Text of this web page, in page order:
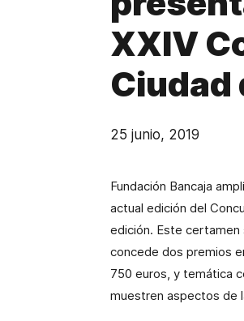
XXIV
Ciudad
25 junio, 2019
Fundación Bancaja
actual edición del
edición. Este
concede dos premios
750 euros, y temática
muestren aspectos de